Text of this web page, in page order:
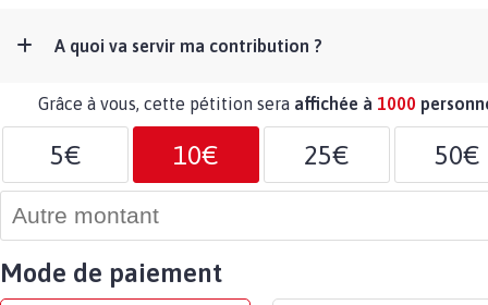
A quoi va servir ma contribution ?
Grâce à vous, cette pétition sera affichée à 1000
5€ 10€ 25€ 50€
Mode de paiement